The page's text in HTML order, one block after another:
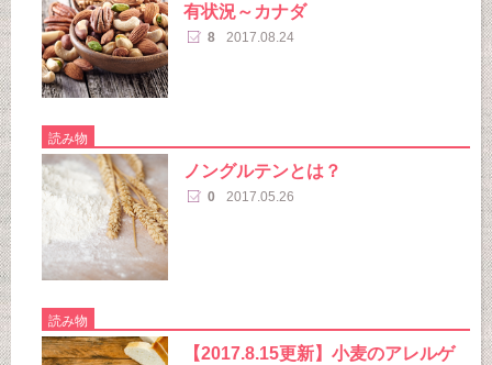
有状況～カナダ
8 2017.08.24
読み物
ノングルテンとは？
0 2017.05.26
読み物
【2017.8.15更新】小麦のアレルゲ